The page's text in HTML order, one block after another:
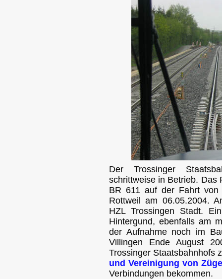
Der Trossinger
schrittweise in Betrieb. Das
BR 611 auf der Fahrt von
Rottweil am 06.05.2004.
HZL Trossingen Stadt.
Hintergund, ebenfalls am
der Aufnahme noch im
Villingen Ende August
Trossinger Staatsbahnhofs
und Vereinigung von
Verbindungen bekommen.